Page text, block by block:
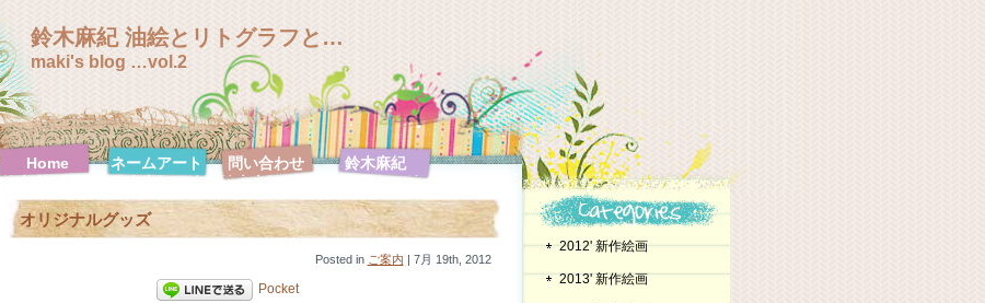
鈴木麻紀 油絵とリトグラフと…
maki's blog …vol.2
Home ネームアート 問い合わせ
鈴木麻紀
鈴木麻紀 絵
画特集
鈴木麻紀 絵
画特集【F0
号シリーズ】
鈴木麻紀 絵
画特集
【F100号シ
リーズ】
鈴木麻紀 絵
画特集【F10
号シリーズ】
鈴木麻紀 絵
画特集
オリジナルグッズ
Posted in ご案内 | 7月 19th, 2012
Pocket
2012' 新作絵画
2013' 新作絵画